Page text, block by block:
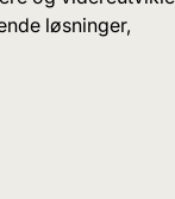
løsninger,